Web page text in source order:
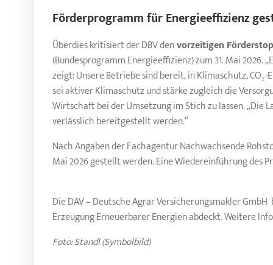
Förderprogramm für Energieeffizienz
Überdies kritisiert der DBV denvorzeitigen
(Bundesprogramm Energieeffizienz) zum 31. Mai
zeigt: Unsere Betriebe sind bereit, in Klimaschutz,
sei aktiver Klimaschutz und stärke zugleich die
Wirtschaft bei der Umsetzung im Stich zu lassen.
verlässlich bereitgestellt werden.“
Nach Angaben der Fachagentur Nachwachsende
Mai 2026 gestellt werden. Eine Wiedereinführung des
Die DAV – Deutsche Agrar Versicherungsmakler
Erzeugung Erneuerbarer Energien abdeckt. Weitere
Foto: Standl (Symbolbild)